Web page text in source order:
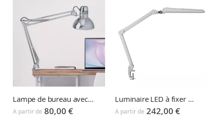
Lampe de bureau avec pince de fixation MAULSTUDY
A partir de 80,00 €
Luminaire LED à fixer au bureau MAULCRAFT
A partir de 242,00 €